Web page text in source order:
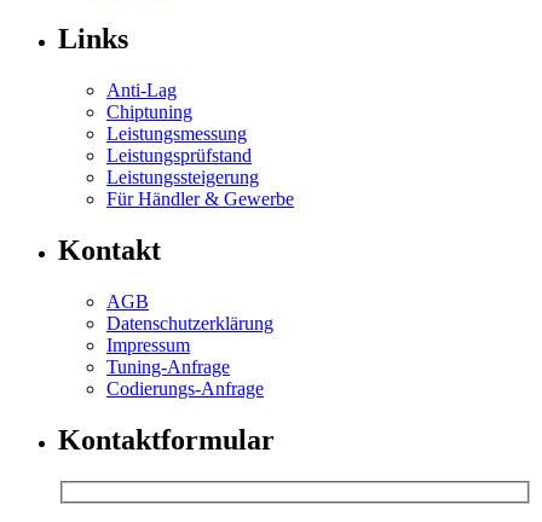
Links
Anti-Lag
Chiptuning
Leistungsmessung
Leistungsprüfstand
Leistungssteigerung
Für Händler & Gewerbe
Kontakt
AGB
Datenschutzerklärung
Impressum
Tuning-Anfrage
Codierungs-Anfrage
Kontaktformular